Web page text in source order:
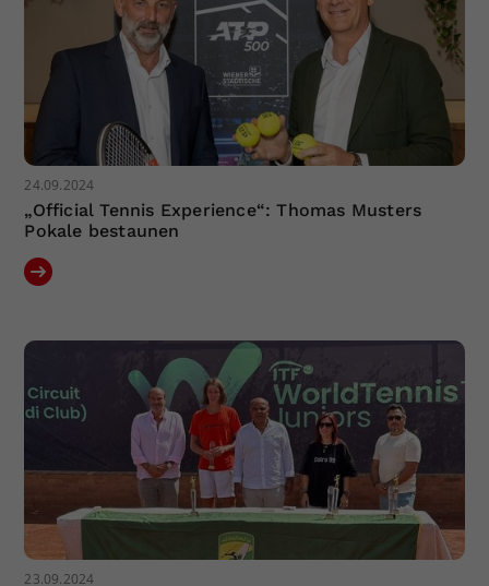
24.09.2024
„Official Tennis Experience“: Thomas Musters
Pokale bestaunen
23.09.2024